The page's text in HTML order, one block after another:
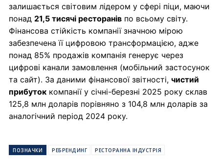
залишається світовим лідером у сфері піци, маючи
понад 21,5 тисячі ресторанів по всьому світу.
Фінансова стійкість компанії значною мірою
забезпечена її цифровою трансформацією, адже
понад 85% продажів компанія генерує через
цифрові канали замовлення (мобільний застосунок
та сайт). За даними фінансової звітності, чистий
прибуток компанії у січні-березні 2025 року склав
125,8 млн доларів порівняно з 104,8 млн доларів за
аналогічний період 2024 року.
ПОЗНАЧКИ РЕБРЕНДИНГ РЕСТОРАННА ІНДУСТРІЯ